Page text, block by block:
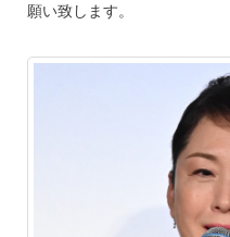
願い致します。